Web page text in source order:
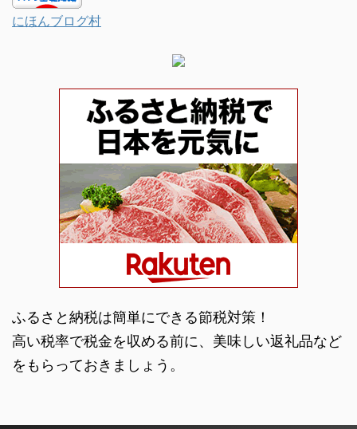
にほんブログ村
ふるさと納税は簡単にできる節税対策！
高い税率で税金を収める前に、美味しい返礼品など
をもらっておきましょう。